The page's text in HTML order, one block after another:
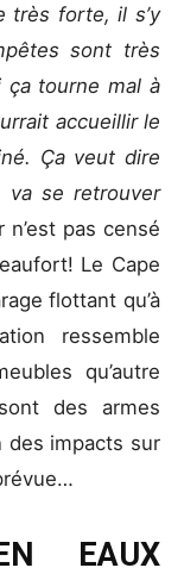
très forte, il s’y
sont très
ça tourne mal à
accueillir le
Ça veut dire
va se retrouver
n’est pas censé
Le Cape
flottant qu’à
ressemble
qu’autre
des armes
des impacts sur
EAUX